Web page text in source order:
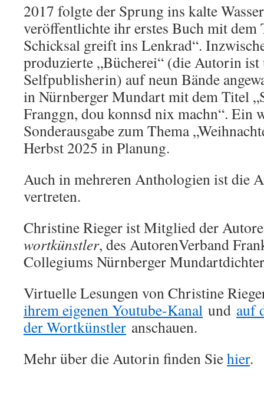
2017 folgte der Sprung ins kalte
veröffentlichte ihr erstes Buch mit dem
Schicksal greift ins Lenkrad“.
produzierte „Bücherei“ (die Autorin ist
Selfpublisherin) auf neun Bände
in Nürnberger Mundart mit dem Titel
Franggn, dou konnsd nix machn“. Ein
Sonderausgabe zum Thema
Herbst 2025 in Planung.
Auch in mehreren Anthologien ist die
vertreten.
Christine Rieger ist Mitglied der
wortkünstler, des AutorenVerband
Collegiums Nürnberger
Virtuelle Lesungen von Christine
ihrem eigenen Youtube-Kanal und auf
der Wortkünstler anschauen.
Mehr über die Autorin finden Siehier.